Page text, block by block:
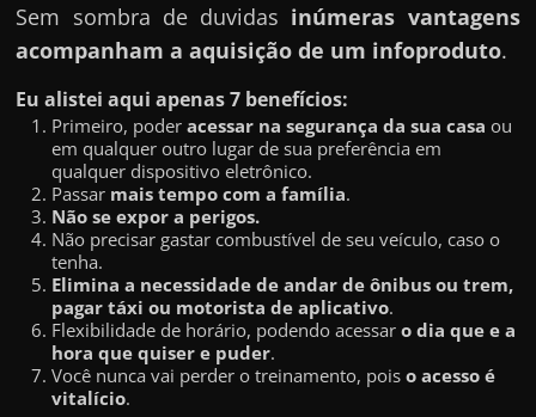
Sem sombra de duvidas inúmeras vantagens
acompanham a aquisição de um infoproduto.
Eu alistei aqui apenas 7 benefícios:
Primeiro, poderacessar na segurança da sua casa ou
em qualquer outro lugar de sua preferência em
qualquer dispositivo eletrônico.
Passar mais tempo com a família.
Não se expor a perigos.
Não precisar gastar combustível de seu veículo, caso o
tenha.
Elimina a necessidade de andar de ônibus ou trem,
pagar táxi ou motorista de aplicativo.
Flexibilidade de horário, podendo acessaro dia que e a
hora que quiser e puder.
Você nunca vai perder o treinamento, poiso acesso é
vitalício.